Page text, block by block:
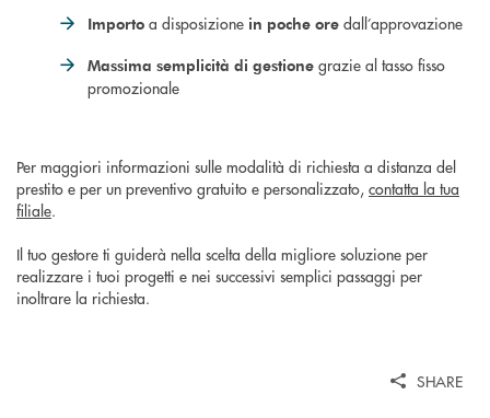
Importo a disposizione in poche ore dall’approvazione
Massima semplicità di gestione grazie al tasso fisso
promozionale
Per maggiori informazioni sulle modalità di richiesta a distanza del
prestito e per un preventivo gratuito e personalizzato, contatta la tua
filiale.
Il tuo gestore ti guiderà nella scelta della migliore soluzione per
realizzare i tuoi progetti e nei successivi semplici passaggi per
inoltrare la richiesta.
SHARE